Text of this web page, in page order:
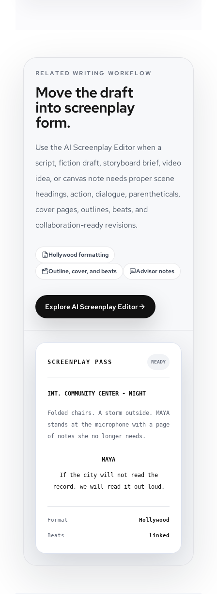
RELATED WRITING WORKFLOW
Move the draft
into screenplay
form.
Use the AI Screenplay Editor when a
script, fiction draft, storyboard brief, video
idea, or canvas note needs proper scene
headings, action, dialogue, parentheticals,
cover pages, outlines, beats, and
collaboration-ready revisions.
Hollywood formatting
Outline, cover, and beats Advisor notes
Explore AI Screenplay Editor
SCREENPLAY PASS READY
INT. COMMUNITY CENTER - NIGHT
Folded chairs. A storm outside. MAYA
stands at the microphone with a page
of notes she no longer needs.
MAYA
If the city will not read the
record, we will read it out loud.
Format Hollywood
Beats linked